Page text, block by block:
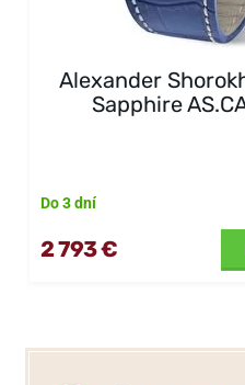
Alexander
Sapphire
Do 3 dní
2 793 €